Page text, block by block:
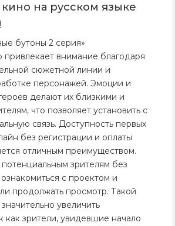
на русском языке
бутоны 2 серия»
привлекает внимание благодаря
сюжетной линии и
персонажей. Эмоции и
делают их близкими и
что позволяет установить с
связь. Доступность первых
без регистрации и оплаты
отличным преимуществом.
зрителям без
с проектом и
продолжать просмотр. Такой
увеличить
как зрители, увидевшие начало